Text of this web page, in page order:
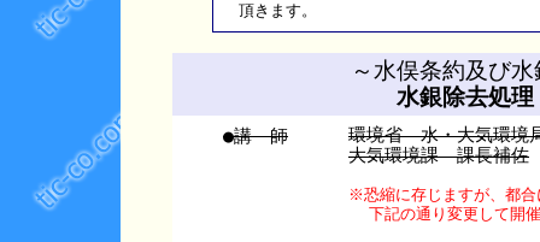
頂きます。
～水俣条約及び
水銀除去処
●講 師
環境省 水・大気環境
大気環境課 課長補佐
※恐縮に存じますが、都合
下記の通り変更して開